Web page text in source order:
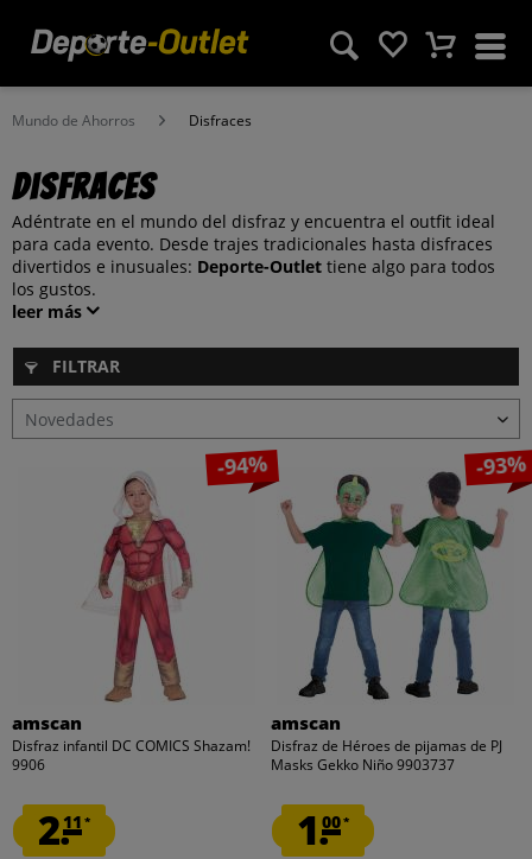
Mundo de Ahorros Disfraces
Disfraces
Adéntrate en el mundo del disfraz y encuentra el outfit ideal
para cada evento. Desde trajes tradicionales hasta disfraces
divertidos e inusuales: Deporte-Outlet tiene algo para todos
los gustos.
leer más
FILTRAR
-94%
amscan
Disfraz infantil DC COMICS Shazam!
9906
2.11 *
-93%
amscan
Disfraz de Héroes de pijamas de PJ
Masks Gekko Niño 9903737
1.00*